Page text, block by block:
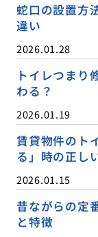
蛇口の設置方
違い
2026.01.28
トイレつまり
わる？
2026.01.19
賃貸物件のト
る」時の正し
2026.01.15
昔ながらの定
と特徴